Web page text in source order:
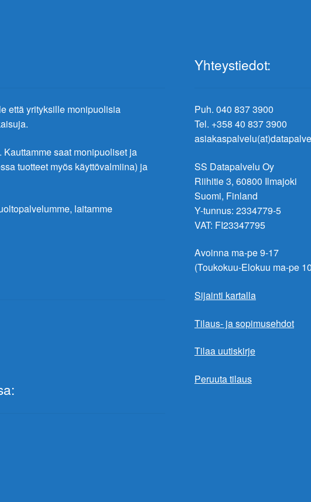
että yrityksille monipuolisia
saat monipuoliset ja
tuotteet myös käyttövalmiina) ja
laitamme
Yhteystiedot:
Puh. 040 837 3900
Tel. +358 40 837 3900
SS Datapalvelu Oy
Riihitie 3, 60800 Ilmajoki
Suomi, Finland
Y-tunnus: 2334779-5
VAT: FI23347795
Avoinna ma-pe 9-17
(Toukokuu-Elokuu ma-pe
Sijainti kartalla
Tilaus- ja sopimusehdot
Tilaa uutiskirje
Peruuta tilaus